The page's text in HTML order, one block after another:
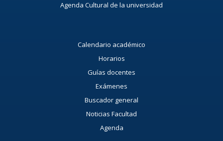
Agenda Cultural de la universidad
Calendario académico
Horarios
Guías docentes
Exámenes
Buscador general
Noticias Facultad
Agenda